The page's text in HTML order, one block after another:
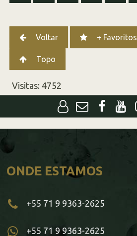
Voltar + Favoritos
Topo
Visitas: 4752
ONDE ESTAMOS
+55 71 9 9363-2625
+55 71 9 9363-2625